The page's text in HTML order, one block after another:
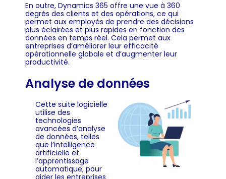
En outre, Dynamics 365 offre une vue à 360
degrés des clients et des opérations, ce qui
permet aux employés de prendre des décisions
plus éclairées et plus rapides en fonction des
données en temps réel. Cela permet aux
entreprises d’améliorer leur efficacité
opérationnelle globale et d’augmenter leur
productivité.
Analyse de données
Cette suite logicielle
utilise des
technologies
avancées d’analyse
de données, telles
que l’intelligence
artificielle et
l’apprentissage
automatique, pour
aider les entreprises